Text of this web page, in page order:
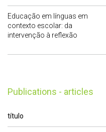
Educação em línguas em
contexto escolar: da
intervenção à reflexão
publications - articles
título